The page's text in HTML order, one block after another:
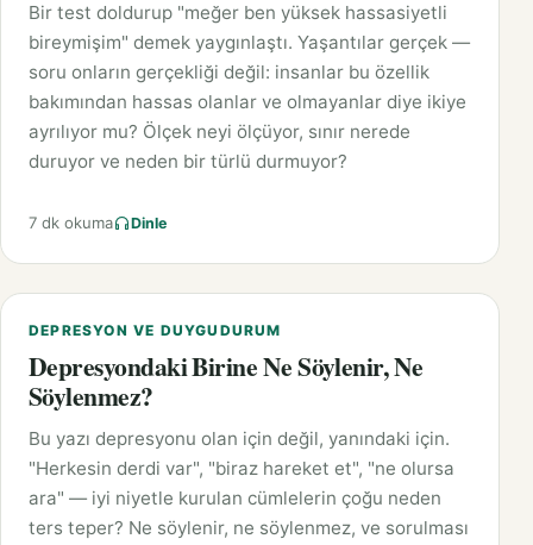
Bir test doldurup "meğer ben yüksek hassasiyetli
bireymişim" demek yaygınlaştı. Yaşantılar gerçek —
soru onların gerçekliği değil: insanlar bu özellik
bakımından hassas olanlar ve olmayanlar diye ikiye
ayrılıyor mu? Ölçek neyi ölçüyor, sınır nerede
duruyor ve neden bir türlü durmuyor?
7 dk okuma Dinle
DEPRESYON VE DUYGUDURUM
Depresyondaki Birine Ne Söylenir, Ne
Söylenmez?
Bu yazı depresyonu olan için değil, yanındaki için.
"Herkesin derdi var", "biraz hareket et", "ne olursa
ara" — iyi niyetle kurulan cümlelerin çoğu neden
ters teper? Ne söylenir, ne söylenmez, ve sorulması